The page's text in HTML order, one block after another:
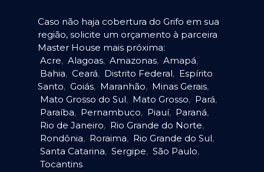
Caso não haja cobertura do Grifo em sua
região, solicite um orçamento à parceira
Master House mais próxima:
Acre, Alagoas, Amazonas, Amapá,
Bahia, Ceará, Distrito Federal, Espírito
Santo, Goiás, Maranhão, Minas Gerais,
Mato Grosso do Sul, Mato Grosso, Pará,
Paraíba, Pernambuco, Piauí, Paraná,
Rio de Janeiro, Rio Grande do Norte,
Rondônia, Roraima, Rio Grande do Sul,
Santa Catarina, Sergipe, São Paulo,
Tocantins.